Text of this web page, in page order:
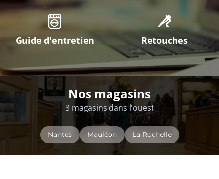
Guide d'entretien Retouches
Nos magasins
3 magasins dans l'ouest
Nantes Mauléon La Rochelle